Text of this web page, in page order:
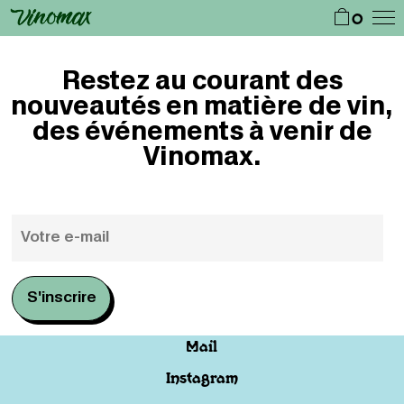
0
Restez au courant des
nouveautés en matière de vin,
des événements à venir de
Vinomax.
Mail
Instagram